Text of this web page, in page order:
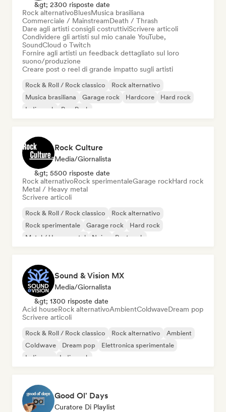
&gt; 2300 risposte date
Rock alternativoBluesMusica brasiliana
Commerciale / MainstreamDeath / Thrash
Dare agli artisti consigli costruttiviScrivere articoli
Condividere gli artisti sul mio canale YouTube,
SoundCloud o Twitch
Fornire agli artisti un feedback dettagliato sul loro
suono/produzione
Creare post o reel di grande impatto sugli artisti
Rock & Roll / Rock classico
Rock alternativo
Musica brasiliana
Garage rock Hardcore
Hard rock
Indie rock
Pop Punk
Rock Culture
Media/Giornalista
&gt; 5500 risposte date
Rock alternativoRock sperimentaleGarage rockHard rock
Metal / Heavy metal
Scrivere articoli
Rock & Roll / Rock classico
Rock alternativo
Rock sperimentale
Garage rock
Hard rock
Metal / Heavy metal
Noise Post rock
Sound & Vision MX
Media/Giornalista
&gt; 1300 risposte date
Acid houseRock alternativoAmbientColdwaveDream pop
Scrivere articoli
Rock & Roll / Rock classico Rock alternativo
Ambient
Coldwave
Dream pop
Elettronica sperimentale
Indie pop
Indie rock
Good Ol' Days
Curatore Di Playlist